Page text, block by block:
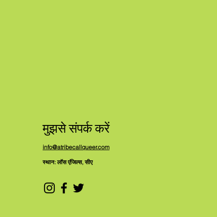
मुझसे संपर्क करें
info@atribecallqueer.com
स्थान: लॉस एंजिल्स, सीए